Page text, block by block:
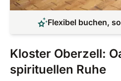
Flexibel buchen,
Kloster Oberzell:
spirituellen Ruhe